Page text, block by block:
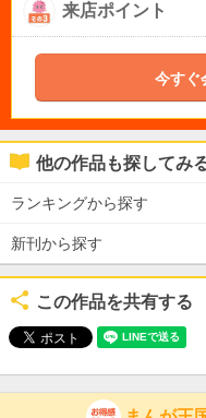
来店ポイント
今すぐ
他の作品も探してみ
ランキングから探す
新刊から探す
この作品を共有する